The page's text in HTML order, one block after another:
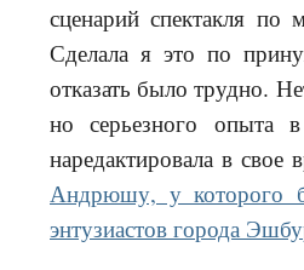
сценарий спектакля по
Сделала я это по
отказать было трудно.
но серьезного опыта
наредактировала в свое
Андрюшу, у которого
энтузиастов города